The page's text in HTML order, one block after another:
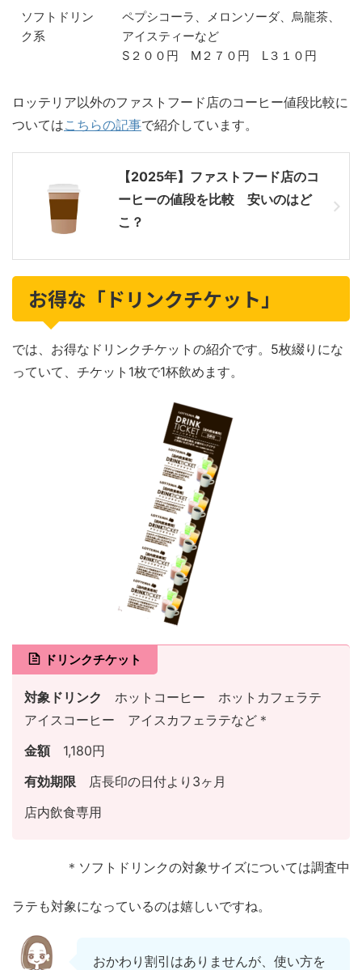
ソフトドリン
ク系
ペプシコーラ、メロンソーダ、烏龍茶、
アイスティーなど
S２００円 M２７０円 L３１０円
ロッテリア以外のファストフード店のコーヒー値段比較に
ついてはこちらの記事で紹介しています。
【2025年】ファストフード店のコ
ーヒーの値段を比較 安いのはど
こ？
お得な「ドリンクチケット」
では、お得なドリンクチケットの紹介です。5枚綴りにな
っていて、チケット1枚で1杯飲めます。
ドリンクチケット
対象ドリンク ホットコーヒー ホットカフェラテ
アイスコーヒー アイスカフェラテなど＊
金額 1,180円
有効期限 店長印の日付より3ヶ月
店内飲食専用
＊ソフトドリンクの対象サイズについては調査中
ラテも対象になっているのは嬉しいですね。
おかわり割引はありませんが、使い方を